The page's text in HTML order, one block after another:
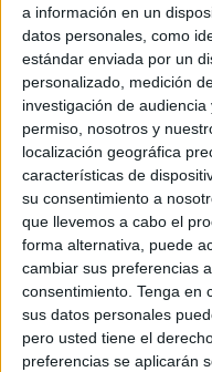
a información en un
datos personales, como
estándar enviada por un
personalizado, medición
investigación de
permiso, nosotros y
localización geográfica
características de
su consentimiento a
que llevemos a cabo el
forma alternativa, puede
cambiar sus preferencias
consentimiento. Tenga en
sus datos personales
pero usted tiene el
preferencias se aplicarán
RelatedPosts
La
varón en
HACE 38
El
"No
sería
HACE 56
El
hogares
julio